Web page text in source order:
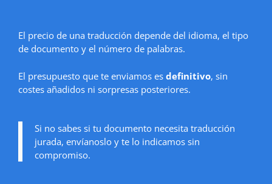
El precio de una traducción depende del idioma, el tipo
de documento y el número de palabras.
El presupuesto que te enviamos es definitivo, sin
costes añadidos ni sorpresas posteriores.
Si no sabes si tu documento necesita traducción
jurada, envíanoslo y te lo indicamos sin
compromiso.